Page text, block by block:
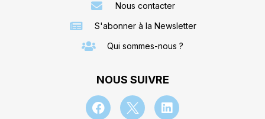
Nous contacter
S'abonner à la Newsletter
Qui sommes-nous ?
NOUS SUIVRE